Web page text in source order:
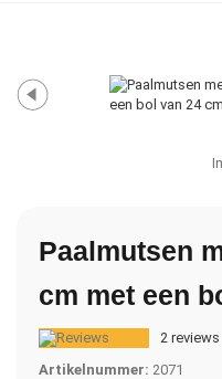
Paalmutsen
cm met een
2 reviews
Artikelnummer: 2071